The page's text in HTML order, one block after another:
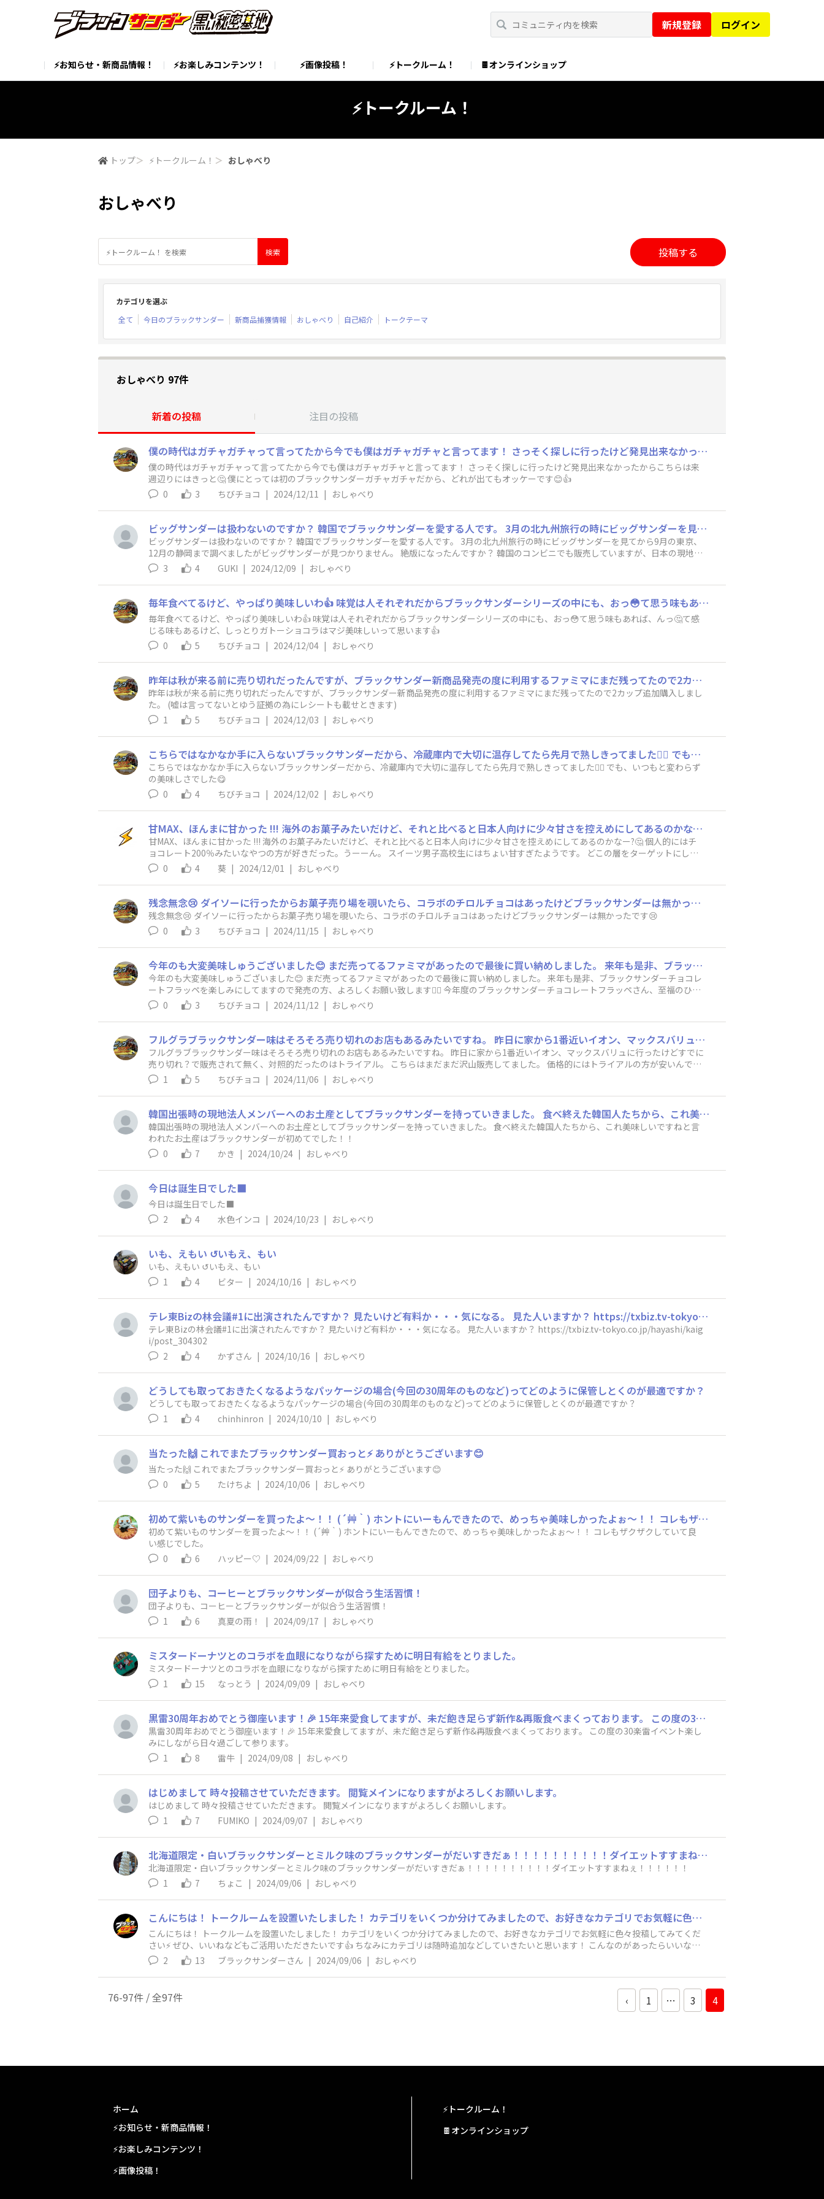
新規登録 ログイン
⚡お知らせ・新商品情報！ ⚡お楽しみコンテンツ！ ⚡画像投稿！ ⚡トークルーム！ 🍫オンラインショップ
⚡トークルーム！
トップ＞ ⚡トークルーム！ ＞ おしゃべり
おしゃべり
投稿する
カテゴリを選ぶ
全て
今日のブラックサンダー 新商品捕獲情報 おしゃべり 自己紹介 トークテーマ
おしゃべり 97件
新着の投稿 注目の投稿
僕の時代はガチャガチャって言ってたから今でも僕はガチャガチャと言ってます！ さっそく探しに行ったけど発見出来なかったからこちらは来週辺りにはきっと🤔 僕にとっては初のブラックサンダーガチャガチャだから、どれが出てもオッケーです😊👍
僕の時代はガチャガチャって言ってたから今でも僕はガチャガチャと言ってます！ さっそく探しに行ったけど発見出来なかったからこちらは来
週辺りにはきっと🤔 僕にとっては初のブラックサンダーガチャガチャだから、どれが出てもオッケーです😊👍
0
3 ちびチョコ | 2024/12/11 | おしゃべり
ビッグサンダーは扱わないのですか？ 韓国でブラックサンダーを愛する人です。 3月の北九州旅行の時にビッグサンダーを見てから9月の東京、12月の静岡まで調べましたがビッグサンダーが見つかりません。 絶版になったんですか？ 韓国のコンビニでも販売していますが、日本の現地では見かけないので気になります。
ビッグサンダーは扱わないのですか？ 韓国でブラックサンダーを愛する人です。 3月の北九州旅行の時にビッグサンダーを見てから9月の東京、
12月の静岡まで調べましたがビッグサンダーが見つかりません。 絶版になったんですか？ 韓国のコンビニでも販売していますが、日本の現地で
は見かけないので気になります。
3 4 GUKI | 2024/12/09 | おしゃべり
毎年食べてるけど、やっぱり美味しいわ👍 味覚は人それぞれだからブラックサンダーシリーズの中にも、おっ😳て思う味もあれば、んっ🤔て感じる味もあるけど、しっとりガトーショコラはマジ美味しいって思います👍
毎年食べてるけど、やっぱり美味しいわ👍 味覚は人それぞれだからブラックサンダーシリーズの中にも、おっ😳て思う味もあれば、んっ🤔て感
じる味もあるけど、しっとりガトーショコラはマジ美味しいって思います👍
0
5 ちびチョコ | 2024/12/04 | おしゃべり
昨年は秋が来る前に売り切れだったんですが、ブラックサンダー新商品発売の度に利用するファミマにまだ残ってたので2カップ追加購入しました。 (嘘は言ってないとゆう証拠の為にレシートも載せときます)
昨年は秋が来る前に売り切れだったんですが、ブラックサンダー新商品発売の度に利用するファミマにまだ残ってたので2カップ追加購入しまし
た。 (嘘は言ってないとゆう証拠の為にレシートも載せときます)
1
5 ちびチョコ | 2024/12/03 | おしゃべり
こちらではなかなか手に入らないブラックサンダーだから、冷蔵庫内で大切に温存してたら先月で熟しきってました🙇‍♂️ でも、いつもと変わらずの美味しさでした😋
こちらではなかなか手に入らないブラックサンダーだから、冷蔵庫内で大切に温存してたら先月で熟しきってました🙇‍♂️ でも、いつもと変わらず
の美味しさでした😋
0
4 ちびチョコ | 2024/12/02 | おしゃべり
甘MAX、ほんまに甘かった !!! 海外のお菓子みたいだけど、それと比べると日本人向けに少々甘さを控えめにしてあるのかなー?🤔 個人的にはチョコレート200％みたいなやつの方が好きだった。うーーん。 スイーツ男子高校生にはちょい甘すぎたようです。 どこの層をターゲットにしてる商品なのかなあ、？ 一応若年層? こんなに甘いのであれば、コーヒーにディップするとチョコがちょうどよく溶け、甘さが絶妙になる！ といった強みを持った商品として売り出した方がいいかもしれない。 それかあえてコーヒーにあう、大人サンダーを作る、とか。 文字をいじって新しい商品を考えるという思考を踏むのであれば、「サンダー」→「さんだあ」 で小豆味とかフルーツジュース味とかが面白そう。
甘MAX、ほんまに甘かった !!! 海外のお菓子みたいだけど、それと比べると日本人向けに少々甘さを控えめにしてあるのかなー?🤔 個人的にはチ
ョコレート200％みたいなやつの方が好きだった。うーーん。 スイーツ男子高校生にはちょい甘すぎたようです。 どこの層をターゲットにして
る商品なのかなあ、？ 一応若年層? こんなに甘いのであれば、コーヒーにディップするとチョコがちょうどよく溶け、甘さが絶妙になる！ と
いった強みを持った商品として売り出した方がいいかもしれない。 それかあえてコーヒーにあう、大人サンダーを作る、とか。 文字をいじって
新しい商品を考えるという思考を踏むのであれば、「サンダー」→「さんだあ」 で小豆味とかフルーツジュース味とかが面白そう。
0 4 葵 | 2024/12/01 | おしゃべり
残念無念😢 ダイソーに行ったからお菓子売り場を覗いたら、コラボのチロルチョコはあったけどブラックサンダーは無かったです😢
残念無念😢 ダイソーに行ったからお菓子売り場を覗いたら、コラボのチロルチョコはあったけどブラックサンダーは無かったです😢
0
3 ちびチョコ | 2024/11/15 | おしゃべり
今年のも大変美味しゅうございました😊 まだ売ってるファミマがあったので最後に買い納めしました。 来年も是非、ブラックサンダーチョコレートフラッペを楽しみにしてますので発売の方、よろしくお願い致します🙇‍♂️ 今年度のブラックサンダーチョコレートフラッペさん、至福のひとときをありがとうございました🙇‍♂️
今年のも大変美味しゅうございました😊 まだ売ってるファミマがあったので最後に買い納めしました。 来年も是非、ブラックサンダーチョコレ
ートフラッペを楽しみにしてますので発売の方、よろしくお願い致します🙇‍♂️ 今年度のブラックサンダーチョコレートフラッペさん、至福のひと
ときをありがとうございました🙇‍♂️
0 3 ちびチョコ | 2024/11/12 | おしゃべり
フルグラブラックサンダー味はそろそろ売り切れのお店もあるみたいですね。 昨日に家から1番近いイオン、マックスバリュに行ったけどすでに売り切れ？で販売されて無く、対照的だったのはトライアル。 こちらはまだまだ沢山販売してました。 価格的にはトライアルの方が安いんですがイオンが最大手なんでやっぱり皆さん、まずはイオンに行くんでしょうねって思いました。
フルグラブラックサンダー味はそろそろ売り切れのお店もあるみたいですね。 昨日に家から1番近いイオン、マックスバリュに行ったけどすでに
売り切れ？で販売されて無く、対照的だったのはトライアル。 こちらはまだまだ沢山販売してました。 価格的にはトライアルの方が安いんです
がイオンが最大手なんでやっぱり皆さん、まずはイオンに行くんでしょうねって思いました。
1 5 ちびチョコ | 2024/11/06 | おしゃべり
韓国出張時の現地法人メンバーへのお土産としてブラックサンダーを持っていきました。 食べ終えた韓国人たちから、これ美味しいですねと言われたお土産はブラックサンダーが初めてでした！！
韓国出張時の現地法人メンバーへのお土産としてブラックサンダーを持っていきました。 食べ終えた韓国人たちから、これ美味しいですねと言
われたお土産はブラックサンダーが初めてでした！！
0
7 かき | 2024/10/24 | おしゃべり
今日は誕生日でした⬛
今日は誕生日でした⬛
2
4 水色インコ | 2024/10/23 | おしゃべり
いも、えもい ↺いもえ、もい
いも、えもい ↺いもえ、もい
1
4 ビター | 2024/10/16 | おしゃべり
テレ東Bizの林会議#1に出演されたんですか？ 見たいけど有料か・・・気になる。 見た人いますか？ https://txbiz.tv-tokyo.co.jp/hayashi/kaigi/post_304302
テレ東Bizの林会議#1に出演されたんですか？ 見たいけど有料か・・・気になる。 見た人いますか？ https://txbiz.tv-tokyo.co.jp/hayashi/kaig
i/post_304302
2
4 かずさん | 2024/10/16 | おしゃべり
どうしても取っておきたくなるようなパッケージの場合(今回の30周年のものなど)ってどのように保管しとくのが最適ですか？
どうしても取っておきたくなるようなパッケージの場合(今回の30周年のものなど)ってどのように保管しとくのが最適ですか？
1
4 chinhinron | 2024/10/10 | おしゃべり
当たった🙌 これでまたブラックサンダー買おっと⚡️ ありがとうございます😊
当たった🙌 これでまたブラックサンダー買おっと⚡️ ありがとうございます😊
0
5 たけちよ | 2024/10/06 | おしゃべり
初めて紫いものサンダーを買ったよ〜！！ (´艸｀) ホントにいーもんできたので、めっちゃ美味しかったよぉ〜！！ コレもザクザクしていて良い感じでした。
初めて紫いものサンダーを買ったよ〜！！ (´艸｀) ホントにいーもんできたので、めっちゃ美味しかったよぉ〜！！ コレもザクザクしていて良
い感じでした。
0
6 ハッピー♡ | 2024/09/22 | おしゃべり
団子よりも、コーヒーとブラックサンダーが似合う生活習慣！
団子よりも、コーヒーとブラックサンダーが似合う生活習慣！
1
6 真夏の雨！ | 2024/09/17 | おしゃべり
ミスタードーナツとのコラボを血眼になりながら探すために明日有給をとりました。
ミスタードーナツとのコラボを血眼になりながら探すために明日有給をとりました。
1
15 なっとう | 2024/09/09 | おしゃべり
黒雷30周年おめでとう御座います！🎉 15年来愛食してますが、未だ飽き足らず新作&再販食べまくっております。 この度の30楽雷イベント楽しみにしながら日々過ごして参ります。
黒雷30周年おめでとう御座います！🎉 15年来愛食してますが、未だ飽き足らず新作&再販食べまくっております。 この度の30楽雷イベント楽し
みにしながら日々過ごして参ります。
1
8 雷牛 | 2024/09/08 | おしゃべり
はじめまして 時々投稿させていただきます。 閲覧メインになりますがよろしくお願いします。
はじめまして 時々投稿させていただきます。 閲覧メインになりますがよろしくお願いします。
1
7 FUMIKO | 2024/09/07 | おしゃべり
北海道限定・白いブラックサンダーとミルク味のブラックサンダーがだいすきだぁ！！！！！！！！！！ダイエットすすまねぇ！！！！！！
北海道限定・白いブラックサンダーとミルク味のブラックサンダーがだいすきだぁ！！！！！！！！！！ダイエットすすまねぇ！！！！！！
1
7 ちょこ | 2024/09/06 | おしゃべり
こんにちは！ トークルームを設置いたしました！ カテゴリをいくつか分けてみましたので、お好きなカテゴリでお気軽に色々投稿してみてください⚡ ぜひ、いいねなどもご活用いただきたいです👍 ちなみにカテゴリは随時追加などしていきたいと思います！ こんなのがあったらいいな！というテーマとかがあれば教えてください！
こんにちは！ トークルームを設置いたしました！ カテゴリをいくつか分けてみましたので、お好きなカテゴリでお気軽に色々投稿してみてくだ
さい⚡ ぜひ、いいねなどもご活用いただきたいです👍 ちなみにカテゴリは随時追加などしていきたいと思います！ こんなのがあったらいいな！
というテーマとかがあれば教えてください！
2 13 ブラックサンダーさん | 2024/09/06 | おしゃべり
76-97件 / 全97件 ‹ 1 … 3 4
ホーム
⚡お知らせ・新商品情報！
⚡お楽しみコンテンツ！
⚡画像投稿！
⚡トークルーム！
🍫オンラインショップ